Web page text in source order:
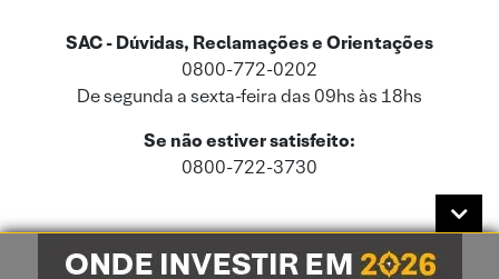
SAC - Dúvidas, Reclamações e Orientações
0800-772-0202
De segunda a sexta-feira das 09hs às 18hs
Se não estiver satisfeito:
0800-722-3730
Este site usa cookies e dados pessoais de acordo com a nossaPolítica de
Cookies
e a nossaPolítica de Privacidade.